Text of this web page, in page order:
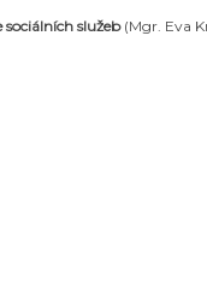
služeb(Mgr. Eva